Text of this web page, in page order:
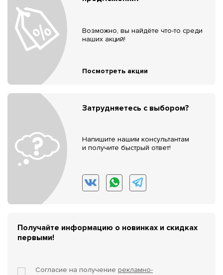
Возможно, вы найдёте что-то среди
наших акций!
Посмотреть акции
Затрудняетесь с выбором?
Напишите нашим консультантам
и получите быстрый ответ!
Получайте информацию о новинках и скидках
первыми!
Согласие на получение рекламно-